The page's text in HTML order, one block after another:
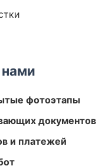
фотоэтапы
документов
и платежей